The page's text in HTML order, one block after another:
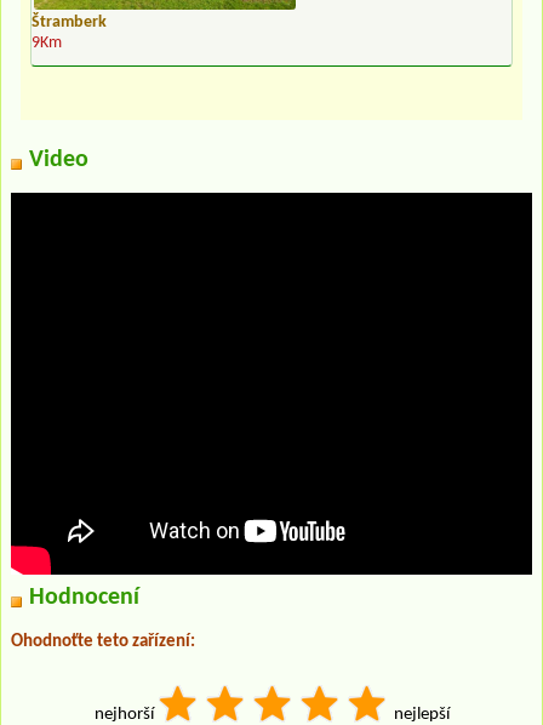
Štramberk
9Km
Video
Hodnocení
Ohodnoťte teto zařízení:
nejhorší nejlepší